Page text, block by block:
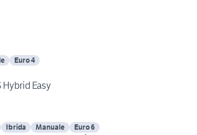
Euro 4
Hybrid Easy
Ibrida Manuale
Euro 6